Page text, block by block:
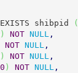
shibpid
(
) NOT NULL,
NOT NULL,
) NOT NULL,
) NOT NULL,